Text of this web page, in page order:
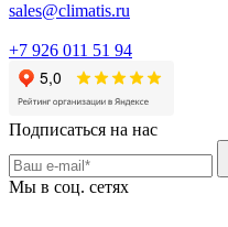
sales@climatis.ru
+7 926 011 51 94
Подписаться на нас
Мы в соц. сетях